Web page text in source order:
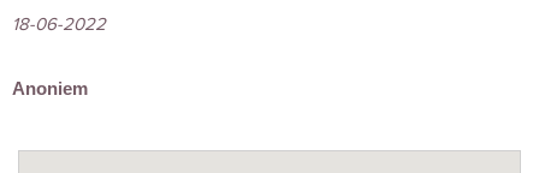
18-06-2022
Anoniem